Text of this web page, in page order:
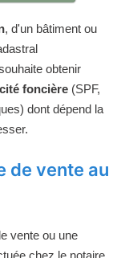
, d'un bâtiment ou
obtenir
foncière (SPF,
dont dépend la
de vente au
vente ou une